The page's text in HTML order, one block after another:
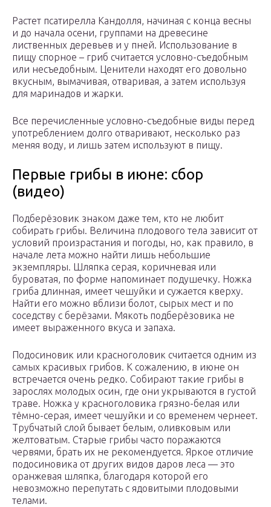
Растет псатирелла Кандолля, начиная с конца весны
и до начала осени, группами на древесине
лиственных деревьев и у пней. Использование в
пищу спорное – гриб считается условно-съедобным
или несъедобным. Ценители находят его довольно
вкусным, вымачивая, отваривая, а затем используя
для маринадов и жарки.
Все перечисленные условно-съедобные виды перед
употреблением долго отваривают, несколько раз
меняя воду, и лишь затем используют в пищу.
Первые грибы в июне: сбор
(видео)
Подберёзовик знаком даже тем, кто не любит
собирать грибы. Величина плодового тела зависит от
условий произрастания и погоды, но, как правило, в
начале лета можно найти лишь небольшие
экземпляры. Шляпка серая, коричневая или
буроватая, по форме напоминает подушечку. Ножка
гриба длинная, имеет чешуйки и сужается кверху.
Найти его можно вблизи болот, сырых мест и по
соседству с берёзами. Мякоть подберёзовика не
имеет выраженного вкуса и запаха.
Подосиновик или красноголовик считается одним из
самых красивых грибов. К сожалению, в июне он
встречается очень редко. Собирают такие грибы в
зарослях молодых осин, где они укрываются в густой
траве. Ножка у красноголовика грязно-белая или
тёмно-серая, имеет чешуйки и со временем чернеет.
Трубчатый слой бывает белым, оливковым или
желтоватым. Старые грибы часто поражаются
червями, брать их не рекомендуется. Яркое отличие
подосиновика от других видов даров леса — это
оранжевая шляпка, благодаря которой его
невозможно перепутать с ядовитыми плодовыми
телами.